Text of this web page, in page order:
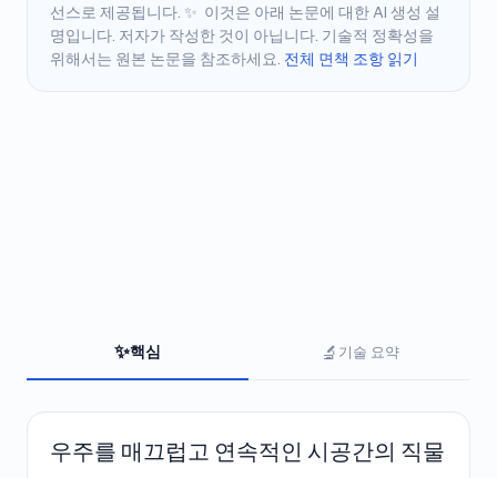
선스로 제공됩니다. ✨ 이것은 아래 논문에 대한 AI 생성 설
명입니다. 저자가 작성한 것이 아닙니다. 기술적 정확성을
위해서는 원본 논문을 참조하세요. 전체 면책 조항 읽기
✨핵심 🔬 기술 요약
우주를 매끄럽고 연속적인 시공간의 직물